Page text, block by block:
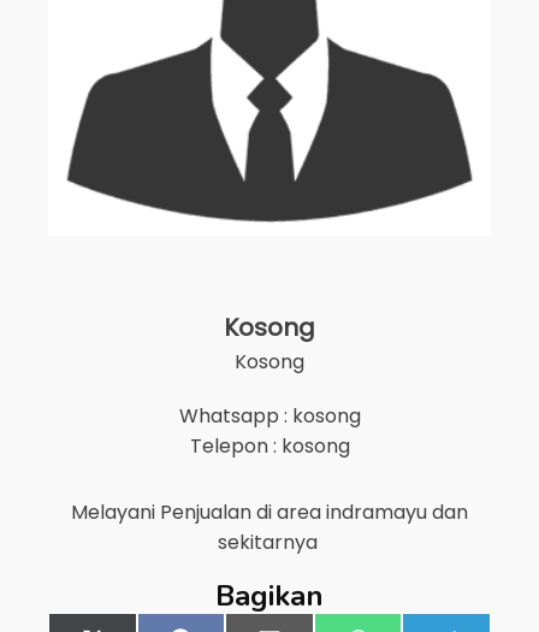
Kosong
Kosong
Whatsapp : kosong
Telepon : kosong
Melayani Penjualan di areaindramayudan
sekitarnya
Bagikan